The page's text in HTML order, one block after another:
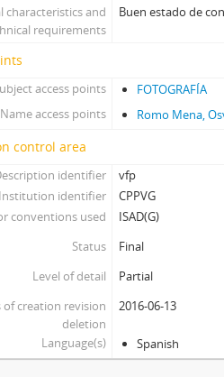
characteristics and
requirements
Buen estado de
access points
FOTOGRAFÍA
Name access points
Romo Mena,
control area
identifier
vfp
Institution identifier
CPPVG
conventions used
ISAD(G)
Status
Final
Level of detail
Partial
of creation revision
deletion
2016-06-13
Language(s) Spanish